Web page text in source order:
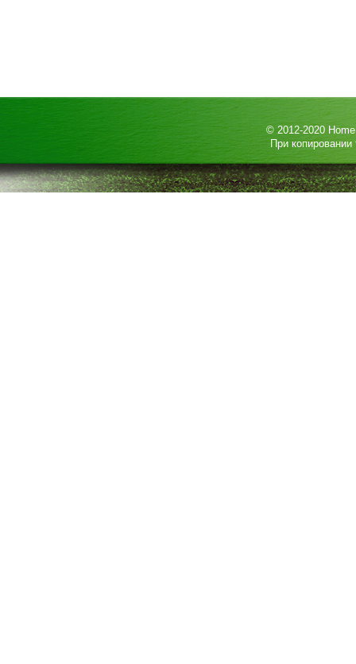
© 2012-2020
При